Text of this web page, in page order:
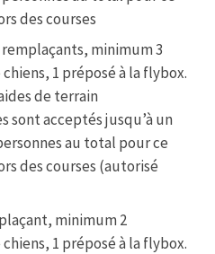
des courses
remplaçants, minimum 3
1 préposé à la flybox.
de terrain
sont acceptés jusqu’à un
au total pour ce
des courses (autorisé
minimum 2
1 préposé à la flybox.